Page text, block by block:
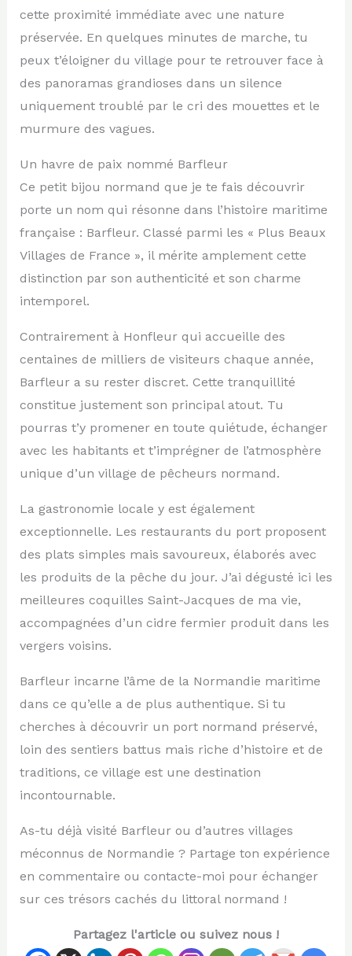
cette proximité immédiate avec une nature
préservée. En quelques minutes de marche, tu
peux t’éloigner du village pour te retrouver face à
des panoramas grandioses dans un silence
uniquement troublé par le cri des mouettes et le
murmure des vagues.
Un havre de paix nommé Barfleur
Ce petit bijou normand que je te fais découvrir
porte un nom qui résonne dans l’histoire maritime
française : Barfleur. Classé parmi les « Plus Beaux
Villages de France », il mérite amplement cette
distinction par son authenticité et son charme
intemporel.
Contrairement à Honfleur qui accueille des
centaines de milliers de visiteurs chaque année,
Barfleur a su rester discret. Cette tranquillité
constitue justement son principal atout. Tu
pourras t’y promener en toute quiétude, échanger
avec les habitants et t’imprégner de l’atmosphère
unique d’un village de pêcheurs normand.
La gastronomie locale y est également
exceptionnelle. Les restaurants du port proposent
des plats simples mais savoureux, élaborés avec
les produits de la pêche du jour. J’ai dégusté ici les
meilleures coquilles Saint-Jacques de ma vie,
accompagnées d’un cidre fermier produit dans les
vergers voisins.
Barfleur incarne l’âme de la Normandie maritime
dans ce qu’elle a de plus authentique. Si tu
cherches à découvrir un port normand préservé,
loin des sentiers battus mais riche d’histoire et de
traditions, ce village est une destination
incontournable.
As-tu déjà visité Barfleur ou d’autres villages
méconnus de Normandie ? Partage ton expérience
en commentaire ou contacte-moi pour échanger
sur ces trésors cachés du littoral normand !
Partagez l'article ou suivez nous !